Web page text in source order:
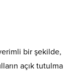
bir şekilde,
açık tutulma